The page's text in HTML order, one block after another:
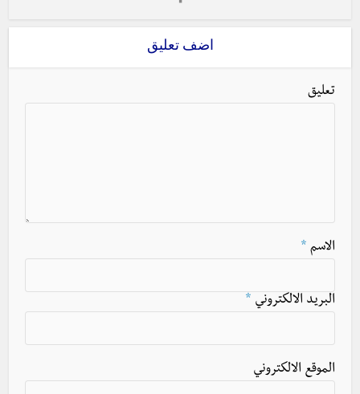
اضف تعليق
تعليق
الاسم *
البريد الالكتروني *
الموقع الالكتروني